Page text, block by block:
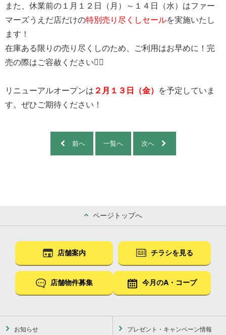
また、休業前の１ 月１２日（月）～１４日（水） はファー
マーズうえだ店だけの特別売り尽くしセールを実施いたし
ます！
在庫ある限りの売り尽くしのため、ご利用はお早めに！完
売の際はご容赦ください🙇‍♀️
リニューアルオープンは ２月１３日（金） を予定していま
す。ぜひご期待ください！
前へ 一覧へ 次へ
ページトップへ
店舗案内 チラシを見る
店舗物件募集 今月のA・コープ
お知らせ プレゼント・キャンペーン情報